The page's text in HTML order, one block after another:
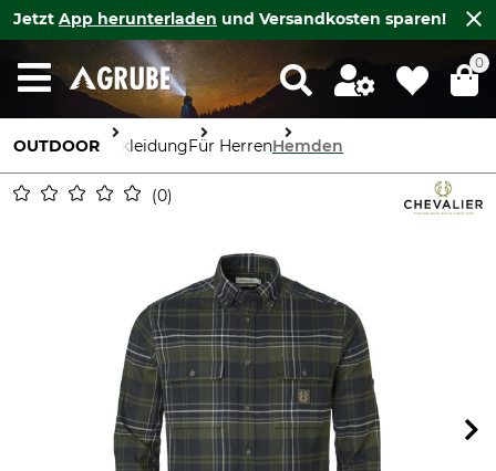
Jetzt App herunterladen und Versandkosten sparen!
0
OUTDOOR BekleidungFür HerrenHemden
0